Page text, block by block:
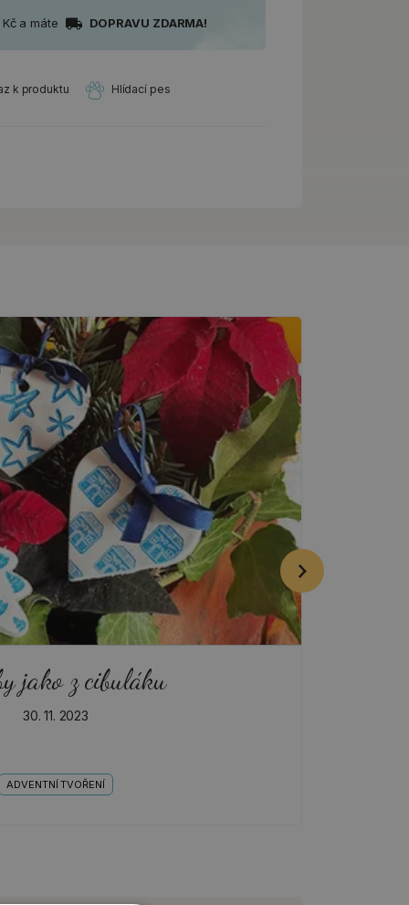
a máte DOPRAVU ZDARMA!
k produktu Hlídací pes
jako z cibuláku
30. 11. 2023
ADVENTNÍ TVOŘENÍ